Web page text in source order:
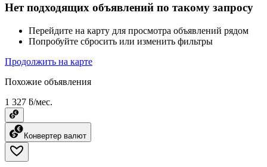
Нет подходящих объявлений по такому запросу
Перейдите на карту для просмотра объявлений рядом
Попробуйте сбросить или изменить фильтры
Продолжить на карте
Похожие объявления
1 327 ƃ/мес.
Конвертер валют